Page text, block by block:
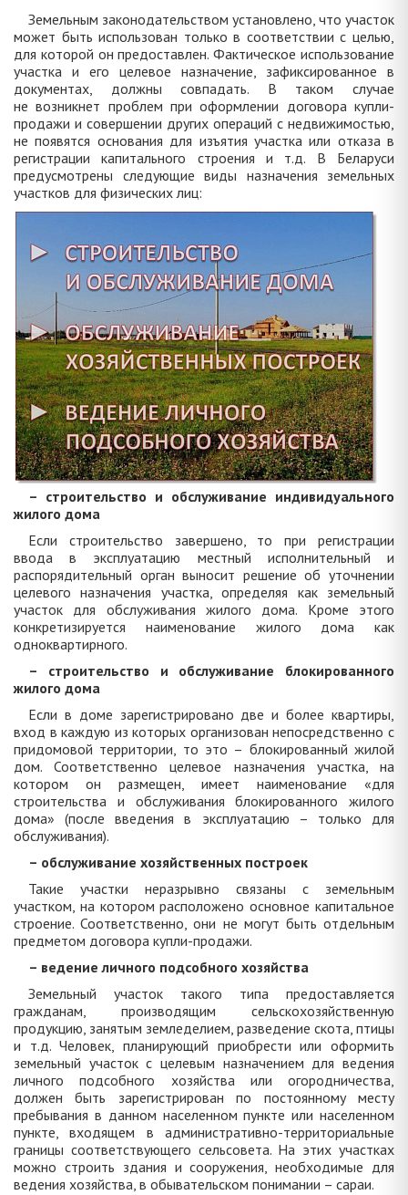
Земельным законодательством установлено, что участок
может быть использован только в соответствии с целью,
для которой он предоставлен. Фактическое использование
участка и его целевое назначение, зафиксированное в
документах, должны совпадать. В таком случае
не возникнет проблем при оформлении договора купли-
продажи и совершении других операций с недвижимостью,
не появятся основания для изъятия участка или отказа в
регистрации капитального строения и т.д. В Беларуси
предусмотрены следующие виды назначения земельных
участков для физических лиц:
– строительство и обслуживание индивидуального
жилого дома
Если строительство завершено, то при регистрации
ввода в эксплуатацию местный исполнительный и
распорядительный орган выносит решение об уточнении
целевого назначения участка, определяя как земельный
участок для обслуживания жилого дома. Кроме этого
конкретизируется наименование жилого дома как
одноквартирного.
– строительство и обслуживание блокированного
жилого дома
Если в доме зарегистрировано две и более квартиры,
вход в каждую из которых организован непосредственно с
придомовой территории, то это – блокированный жилой
дом. Соответственно целевое назначения участка, на
котором он размещен, имеет наименование «для
строительства и обслуживания блокированного жилого
дома» (после введения в эксплуатацию – только для
обслуживания).
– обслуживание хозяйственных построек
Такие участки неразрывно связаны с земельным
участком, на котором расположено основное капитальное
строение. Соответственно, они не могут быть отдельным
предметом договора купли-продажи.
– ведение личного подсобного хозяйства
Земельный участок такого типа предоставляется
гражданам, производящим сельскохозяйственную
продукцию, занятым земледелием, разведение скота, птицы
и т.д. Человек, планирующий приобрести или оформить
земельный участок с целевым назначением для ведения
личного подсобного хозяйства или огородничества,
должен быть зарегистрирован по постоянному месту
пребывания в данном населенном пункте или населенном
пункте, входящем в административно-территориальные
границы соответствующего сельсовета. На этих участках
можно строить здания и сооружения, необходимые для
ведения хозяйства, в обывательском понимании – сараи.